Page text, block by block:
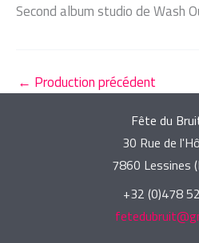
Second album studio de Wash
← Production précédent
Fête du
30 Rue de
7860 Lessines
+32 (0)478